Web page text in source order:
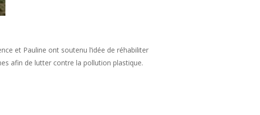
et Pauline ont soutenu l’idée de réhabiliter
afin de lutter contre la pollution plastique.